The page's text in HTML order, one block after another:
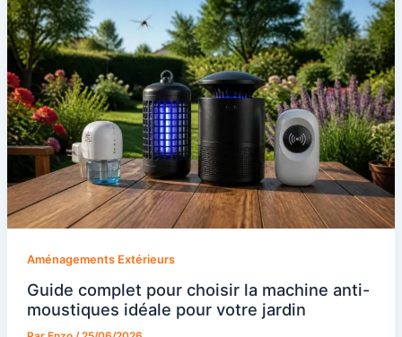
Aménagements Extérieurs
Guide complet pour choisir la machine anti-
moustiques idéale pour votre jardin